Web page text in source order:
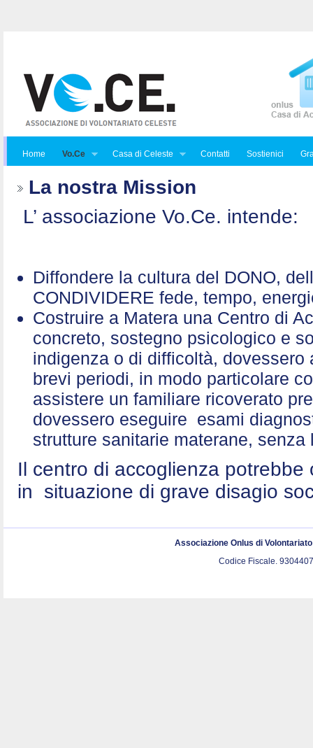
Home Vo.Ce Casa di Celeste Contatti Sostienici
La nostra Mission
L’ associazione Vo.Ce. intende:
Diffondere la cultura del DONO,
CONDIVIDERE fede, tempo,
Costruire a Matera una Centro di
concreto, sostegno psicologico e
indigenza o di difficoltà,
brevi periodi, in modo particolare
assistere un familiare ricoverato
dovessero eseguire esami
strutture sanitarie materane,
Il centro di accoglienza
in situazione di grave disagio
Associazione Onlus di
Codice Fiscale.